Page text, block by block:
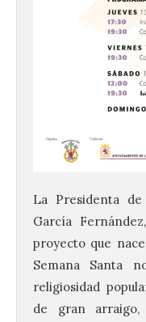
La Presidenta
García
proyecto que
Semana Santa
religiosidad
de gran